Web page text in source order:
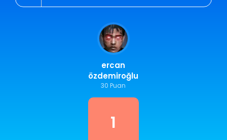
ercan
özdemiroğlu
30 Puan
1